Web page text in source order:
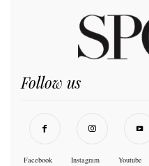
Follow us
Facebook Instagram Youtube